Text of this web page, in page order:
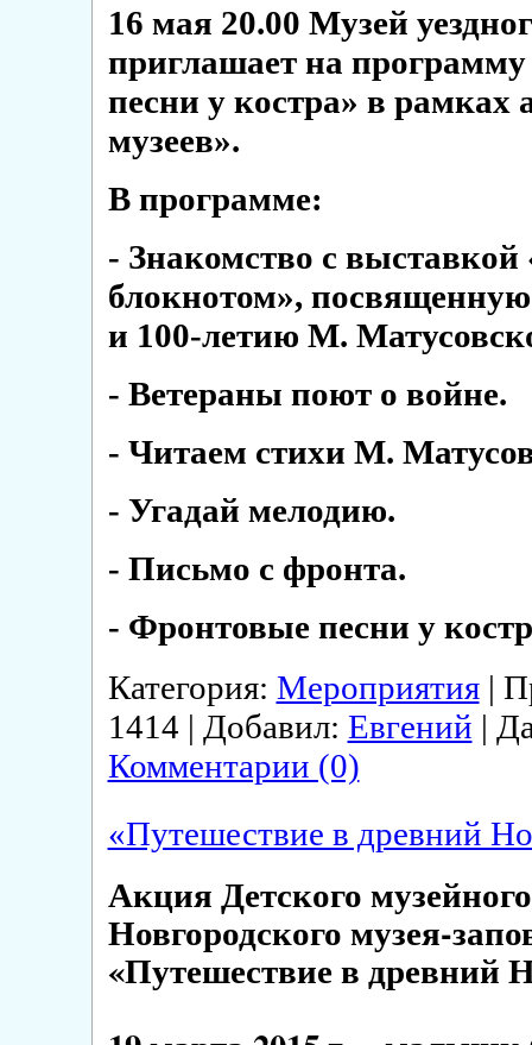
16 мая 20.00 Музей
приглашает на
песни у костра» в рамках
музеев».
В программе:
- Знакомство с
блокнотом»,
и 100-летию М.
- Ветераны поют о войне.
- Читаем стихи М.
- Угадай мелодию.
- Письмо с фронта.
- Фронтовые песни у
Категория: Мероприятия|
1414 | Добавил: Евгений |
Комментарии (0)
«Путешествие в древний
Акция Детского
Новгородского музея-
«Путешествие в древний